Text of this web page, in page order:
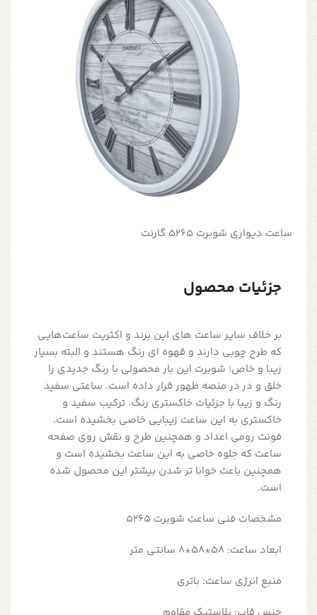
ساعت دیواری شوبرت 5265 گارنت
جزئیات محصول
بر خلاف سایر ساعت های این برند و اکثریت ساعت‌هایی
که طرح چوبی دارند و قهوه ای رنگ هستند و البته بسیار
زیبا و خاص؛ شوبرت این بار محصولی با رنگ جدیدی را
خلق و در در منصه ظهور قرار داده است. ساعتی سفید
رنگ و زیبا با جزئیات خاکستری رنگ. ترکیب سفید و
خاکستری به این ساعت زیبایی خاصی بخشیده است.
فونت رومی اعداد و همچنین طرح و نقش روی صفحه
ساعت که جلوه خاصی به این ساعت بخشیده است و
همچنین باعث خوانا تر شدن بیشتر این محصول شده
است.
مشخصات فنی ساعت شوبرت 5265
ابعاد ساعت: 58*58*8 سانتی متر
منبع انرژی ساعت: باتری